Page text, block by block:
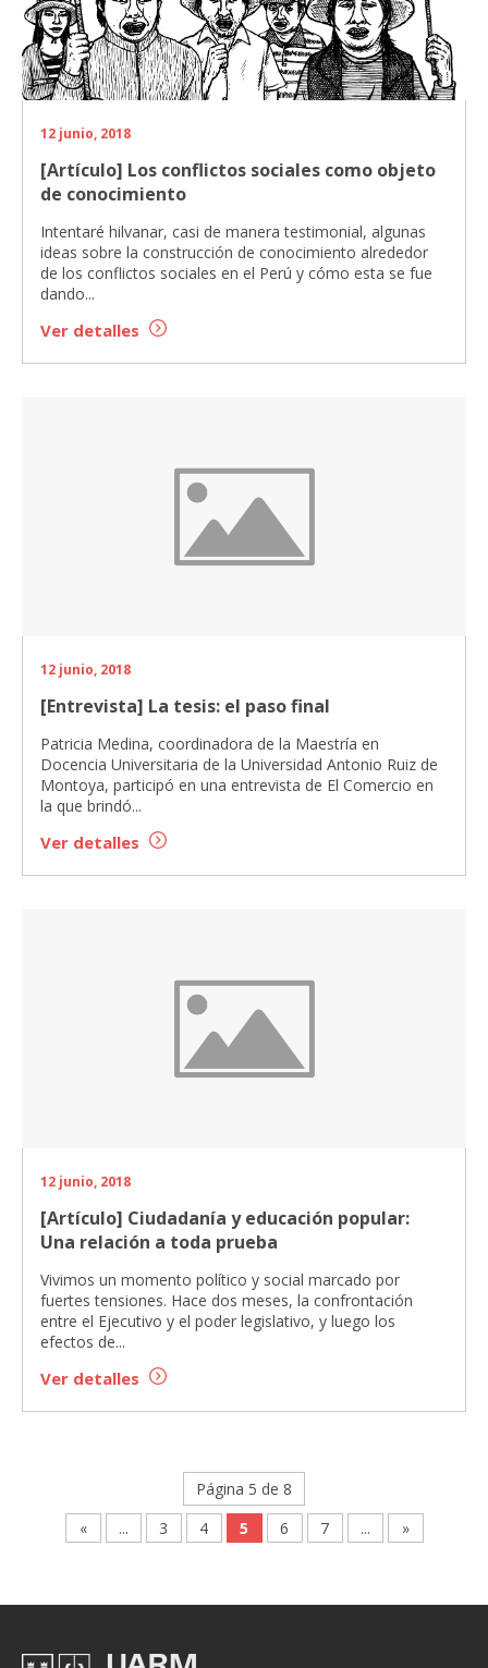
12 junio, 2018
[Artículo] Los conflictos sociales como objeto
de conocimiento
Intentaré hilvanar, casi de manera testimonial, algunas
ideas sobre la construcción de conocimiento alrededor
de los conflictos sociales en el Perú y cómo esta se fue
dando...
Ver detalles
12 junio, 2018
[Entrevista] La tesis: el paso final
Patricia Medina, coordinadora de la Maestría en
Docencia Universitaria de la Universidad Antonio Ruiz de
Montoya, participó en una entrevista de El Comercio en
la que brindó...
Ver detalles
12 junio, 2018
[Artículo] Ciudadanía y educación popular:
Una relación a toda prueba
Vivimos un momento político y social marcado por
fuertes tensiones. Hace dos meses, la confrontación
entre el Ejecutivo y el poder legislativo, y luego los
efectos de...
Ver detalles
Página 5 de 8
«
... 3 4 5 6 7 ... »